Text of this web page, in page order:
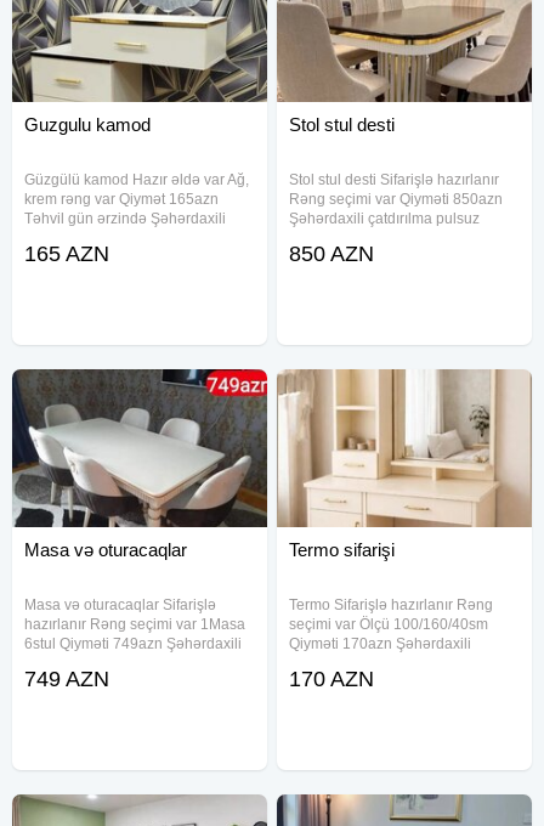
Guzgulu kamod
Güzgülü kamod Hazır əldə var Ağ,
krem rəng var Qiymət 165azn
Təhvil gün ərzində Şəhərdaxili
165 AZN
Stol stul desti
Stol stul desti Sifarişlə hazırlanır
Rəng seçimi var Qiyməti 850azn
Şəhərdaxili çatdırılma pulsuz
850 AZN
Masa və oturacaqlar
Masa və oturacaqlar Sifarişlə
hazırlanır Rəng seçimi var 1Masa
6stul Qiyməti 749azn Şəhərdaxili
749 AZN
Termo sifarişi
Termo Sifarişlə hazırlanır Rəng
seçimi var Ölçü 100/160/40sm
Qiyməti 170azn Şəhərdaxili
170 AZN